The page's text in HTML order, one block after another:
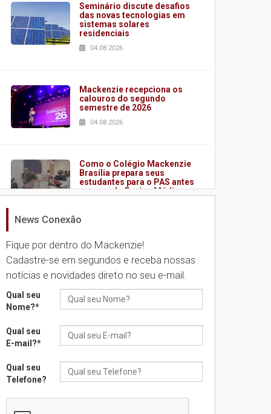
Seminário discute desafios
das novas tecnologias em
sistemas solares
residenciais
04.08.2026
Mackenzie recepciona os
calouros do segundo
semestre de 2026
04.08.2026
Como o Colégio Mackenzie
Brasília prepara seus
estudantes para o PAS antes
mesmo do Ensino Médio
Como os pais podem investir
na educação dos filhos além
da escola
04.08.2026
Transformadora reúne
docentes para debater
inovação e desafios da
04.08.2026
News Conexão
Fique por dentro do Mackenzie!
Cadastre-se em segundos e receba nossas
notícias e novidades direto no seu e-mail.
Qual seu
Nome?*
Qual seu
E-mail?*
Qual seu
Telefone?